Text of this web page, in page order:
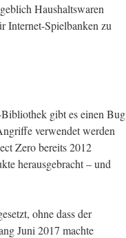
Haushaltswaren
Internet-Spielbanken zu
gibt es einen Bug
verwendet werden
Zero bereits 2012
herausgebracht – und
ohne dass der
Juni 2017 machte